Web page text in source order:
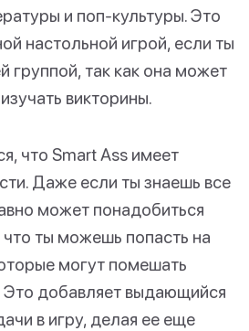
и поп-культуры. Это
настольной игрой, если ты
группой, так как она может
викторины.
что Smart Ass имеет
Даже если ты знаешь все
может понадобиться
ты можешь попасть на
могут помешать
Это добавляет выдающийся
в игру, делая ее еще